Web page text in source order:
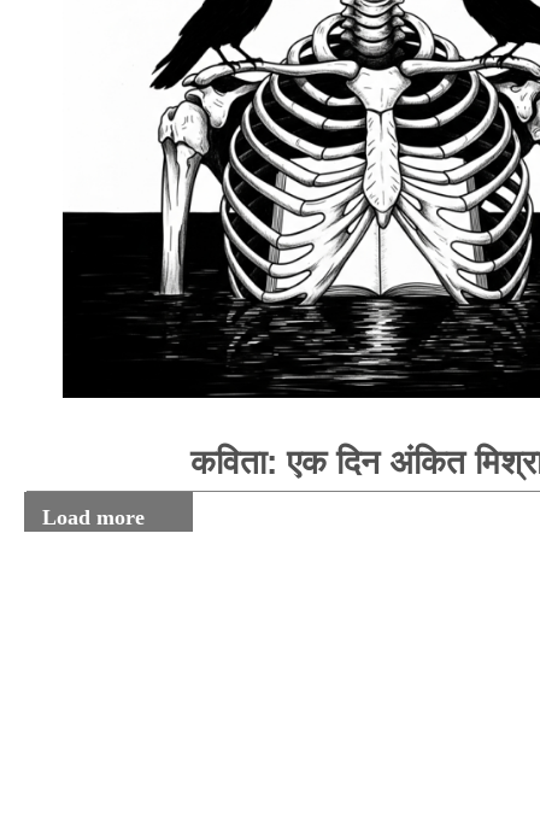
कविता: एक दिन अंकित
Load more